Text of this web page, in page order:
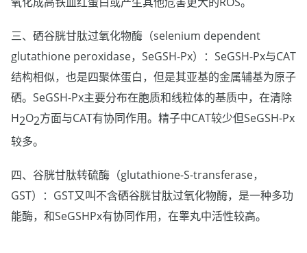
三、硒谷胱甘肽过氧化物酶（selenium dependent
glutathione peroxidase，SeGSH-Px）：SeGSH-Px与CAT
结构相似，也是四聚体蛋白，但是其亚基的金属辅基为原子
硒。SeGSH-Px主要分布在胞质和线粒体的基质中，在清除
H2O2方面与CAT有协同作用。精子中CAT较少但SeGSH-Px
较多。
四、谷胱甘肽转硫酶（glutathione-S-transferase，
GST）：GST又叫不含硒谷胱甘肽过氧化物酶，是一种多功
能酶，和SeGSHPx有协同作用，在睾丸中活性较高。